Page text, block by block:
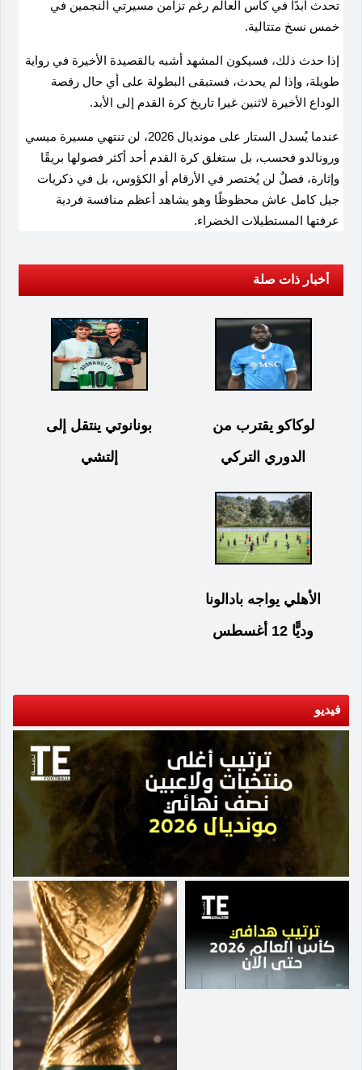
تحدث أبدًا في كأس العالم رغم تزامن مسيرتي النجمين في
خمس نسخ متتالية.
إذا حدث ذلك، فسيكون المشهد أشبه بالقصيدة الأخيرة في رواية
طويلة، وإذا لم يحدث، فستبقى البطولة على أي حال رقصة
الوداع الأخيرة لاثنين غيرا تاريخ كرة القدم إلى الأبد.
عندما يُسدل الستار على مونديال 2026، لن تنتهي مسيرة ميسي
ورونالدو فحسب، بل ستغلق كرة القدم أحد أكثر فصولها بريقًا
وإثارة، فصلٌ لن يُختصر في الأرقام أو الكؤوس، بل في ذكريات
جيل كامل عاش محظوظًا وهو يشاهد أعظم منافسة فردية
عرفتها المستطيلات الخضراء.
أخبار ذات صلة
لوكاكو يقترب من
الدوري التركي
بونانوتي ينتقل إلى
إلتشي
الأهلي يواجه بادالونا
وديًّا 12 أغسطس
فيديو